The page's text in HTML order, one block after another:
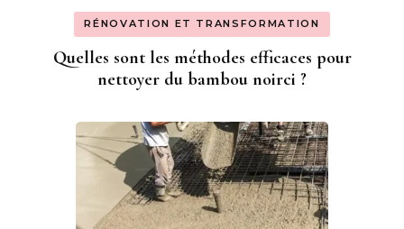
RÉNOVATION ET TRANSFORMATION
Quelles sont les méthodes efficaces pour
nettoyer du bambou noirci ?